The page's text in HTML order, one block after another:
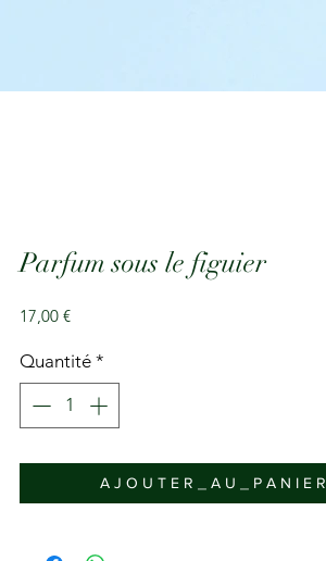
Parfum sous le figuier
17,00 €Prix
Quantité *
A J O U T E R _ A U _ P A N I E R